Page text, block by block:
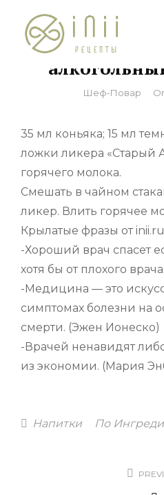
content
ГРОГ
By
Шеф-Повар
35 мл коньяка; 15 мл
ложки ликера «Старый
горячего молока.
Смешать в чайном
ликер. Влить горячее
Крылатые фразы от inii.ru
-Хороший врач спасет
хотя бы от плохого
-Медицина — это
симптомах болезни на
смерти. (Эжен Ионеско)
-Врачей ненавидят
из экономии. (Мария
Categories
Напитки По
Навигация